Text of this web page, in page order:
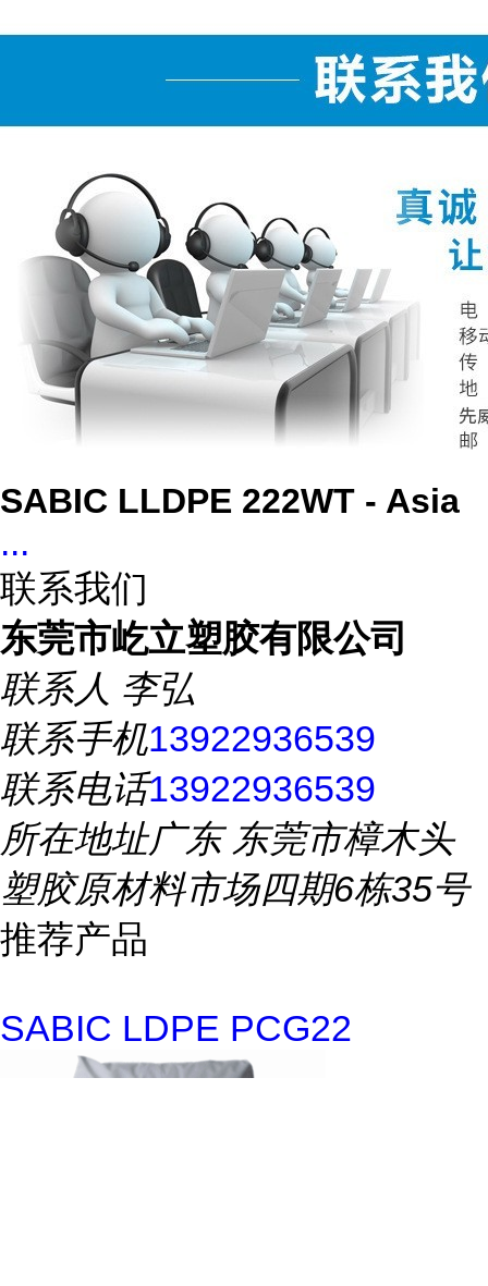
SABIC LLDPE 222WT - Asia
...
联系我们
东莞市屹立塑胶有限公司
联系人 李弘
联系手机13922936539
联系电话13922936539
所在地址广东 东莞市樟木头
塑胶原材料市场四期6栋35号
推荐产品
SABIC LDPE PCG22